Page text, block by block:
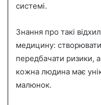
системі.
Знання про такі
медицину:
передбачати ризики,
кожна людина має
малюнок.